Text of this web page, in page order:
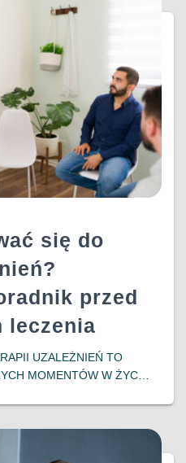
ALE BYWA WRĘCZ
się do
przed
leczenia
UZALEŻNIEŃ TO
MOMENTÓW W ŻYCIU
SIĘ WIELE PYTAŃ I